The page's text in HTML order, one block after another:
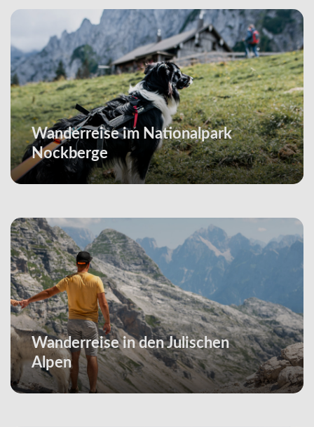
Wanderreise im Nationalpark
Nockberge
Wanderreise in den Julischen
Alpen